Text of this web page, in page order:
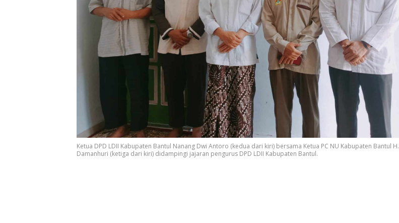
Ketua DPD LDII Kabupaten Bantul Nanang Dwi Antoro (kedua dari kiri) bersama Ketua PC NU Kabupaten Bantul H.
Damanhuri (ketiga dari kiri) didampingi jajaran pengurus DPD LDII Kabupaten Bantul.